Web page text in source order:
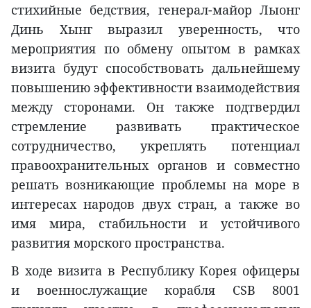
стихийные бедствия, генерал-майор Лыонг
Динь Хынг выразил уверенность, что
мероприятия по обмену опытом в рамках
визита будут способствовать дальнейшему
повышению эффективности взаимодействия
между сторонами. Он также подтвердил
стремление развивать практическое
сотрудничество, укреплять потенциал
правоохранительных органов и совместно
решать возникающие проблемы на море в
интересах народов двух стран, а также во
имя мира, стабильности и устойчивого
развития морского пространства.
В ходе визита в Республику Корея офицеры
и военнослужащие корабля CSB 8001